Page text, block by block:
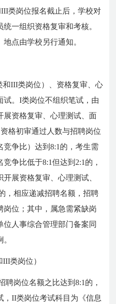
类岗位报名截止后，学校对
一组织资格复审和考核。
点由学校另行通知。
III类岗位）、资格复审、心
试。I类岗位不组织笔试，由
展资格复审、心理测试、面
格初审通过人数与招聘岗位
争比）达到8:1的，考生需
争比低于8:1但达到2:1的，
展资格复审、心理测试、
，相应递减招聘名额，招聘
岗位；其中，属急需紧缺岗
人事综合管理部门备案同
类岗位）
聘岗位名额之比达到8:1的，
，II类岗位考试科目为《信息